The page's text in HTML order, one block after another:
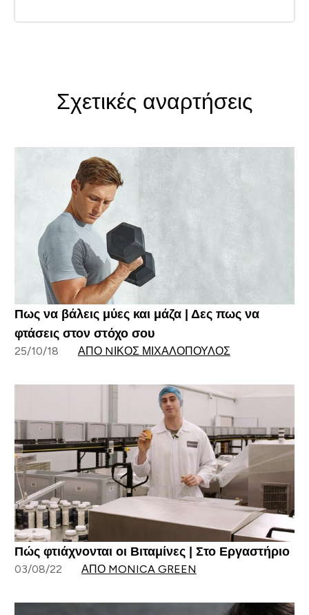
Σχετικές αναρτήσεις
Πως να βάλεις μύες και μάζα | Δες πως να
φτάσεις στον στόχο σου
25/10/18 ΑΠΌ NΊΚΟΣ ΜΙΧΑΛΌΠΟΥΛΟΣ
Πώς φτιάχνονται οι Βιταμίνες | Στο Εργαστήριο
03/08/22 ΑΠΌ MONICA GREEN